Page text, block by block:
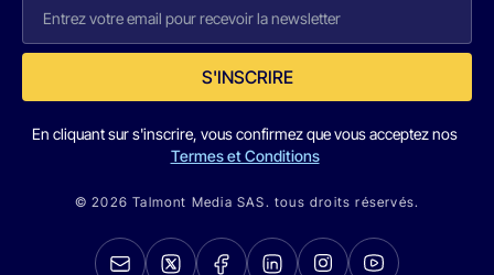
S'INSCRIRE
En cliquant sur s'inscrire, vous confirmez que vous acceptez nos
Termes et Conditions
© 2026 Talmont Media SAS. tous droits réservés.